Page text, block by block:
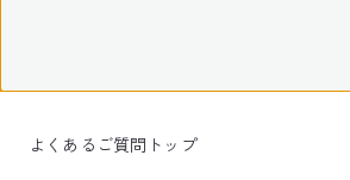
よくあるご質問トップ